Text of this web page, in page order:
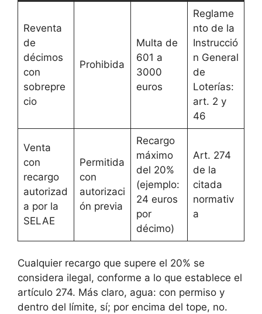
Reventa
de
décimos
con
sobrepre
cio
Prohibida
Multa de
601 a
3000
euros
Reglame
nto de la
Instrucció
n General
de
Loterías:
art. 2 y
46
Venta
con
recargo
autorizad
a por la
SELAE
Permitida
con
autorizaci
ón previa
Recargo
máximo
del 20%
(ejemplo:
24 euros
por
décimo)
Art. 274
de la
citada
normativ
a
Cualquier recargo que supere el 20% se
considera ilegal, conforme a lo que establece el
artículo 274. Más claro, agua: con permiso y
dentro del límite, sí; por encima del tope, no.